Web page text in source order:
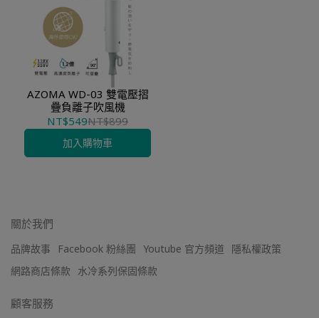
AZOMA WD-03 雙電壓摺
疊負離子吹風機
NT$549NT$899
加入購物車
關於我們
品牌故事 Facebook 粉絲團 Youtube 官方頻道
隱私權政策
網路商店條款
水冷系列保固條款
顧客服務